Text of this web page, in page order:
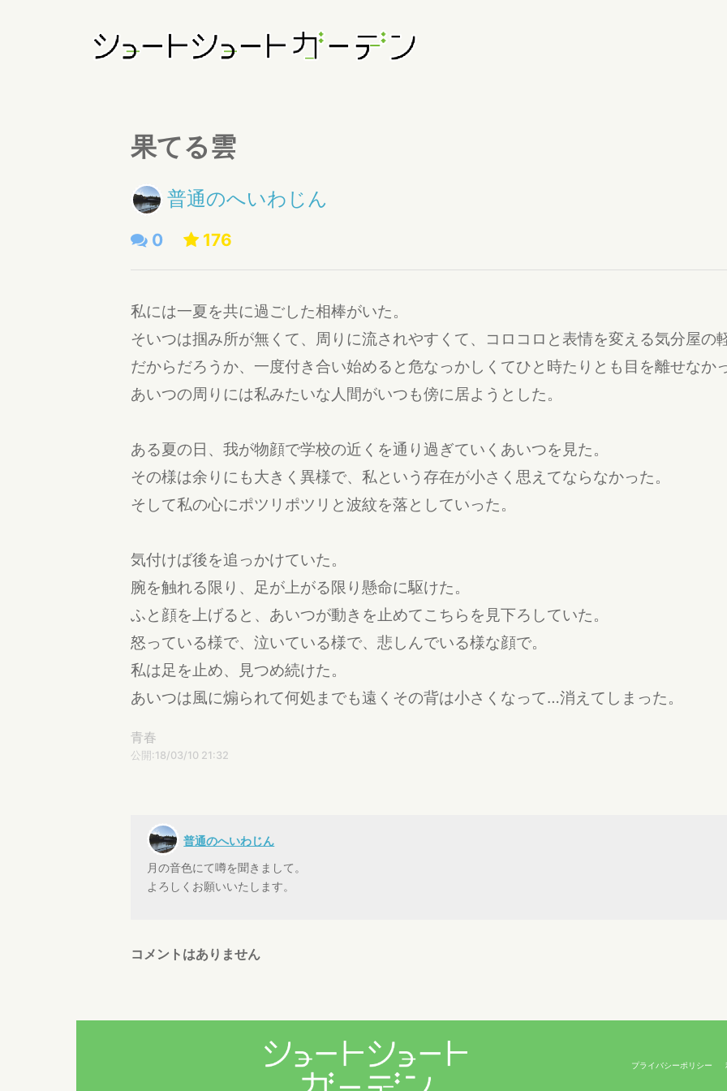
果てる雲
普通のへいわじん
0 176
私には一夏を共に過ごした相棒がいた。
そいつは掴み所が無くて、周りに流されやすくて、コロコロと表情を変える気分屋の
だからだろうか、一度付き合い始めると危なっかしくてひと時たりとも目を離せなか
あいつの周りには私みたいな人間がいつも傍に居ようとした。
ある夏の日、我が物顔で学校の近くを通り過ぎていくあいつを見た。
その様は余りにも大きく異様で、私という存在が小さく思えてならなかった。
そして私の心にポツリポツリと波紋を落としていった。
気付けば後を追っかけていた。
腕を触れる限り、足が上がる限り懸命に駆けた。
ふと顔を上げると、あいつが動きを止めてこちらを見下ろしていた。
怒っている様で、泣いている様で、悲しんでいる様な顔で。
私は足を止め、見つめ続けた。
あいつは風に煽られて何処までも遠くその背は小さくなって…消えてしまった。
青春
公開:18/03/10 21:32
普通のへいわじん
月の音色にて噂を聞きまして。
よろしくお願いいたします。
コメントはありません
プライバシーポリシー